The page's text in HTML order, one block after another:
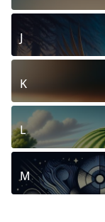
J
K
L
M